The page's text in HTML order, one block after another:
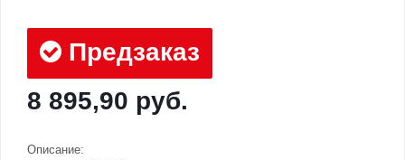
Предзаказ
8 895,90 руб.
Описание: